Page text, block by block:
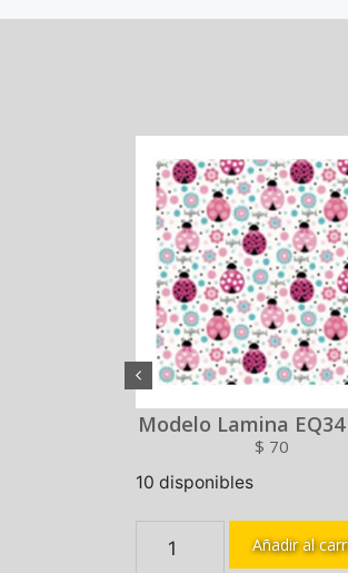
Modelo Lamina EQ34
$ 70
10 disponibles
Añadir al